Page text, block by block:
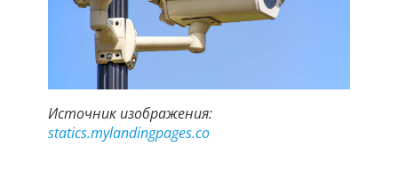
Источник изображения:
statics.mylandingpages.co